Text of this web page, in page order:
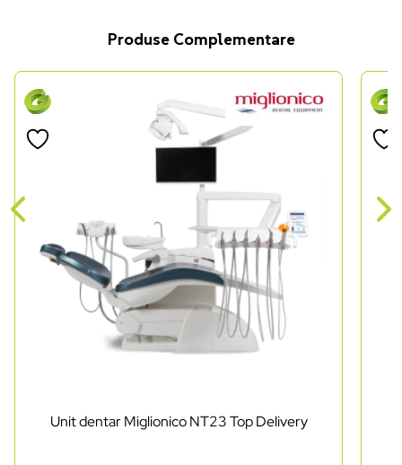
Produse Complementare
Unit dentar Miglionico NT23 Top Delivery